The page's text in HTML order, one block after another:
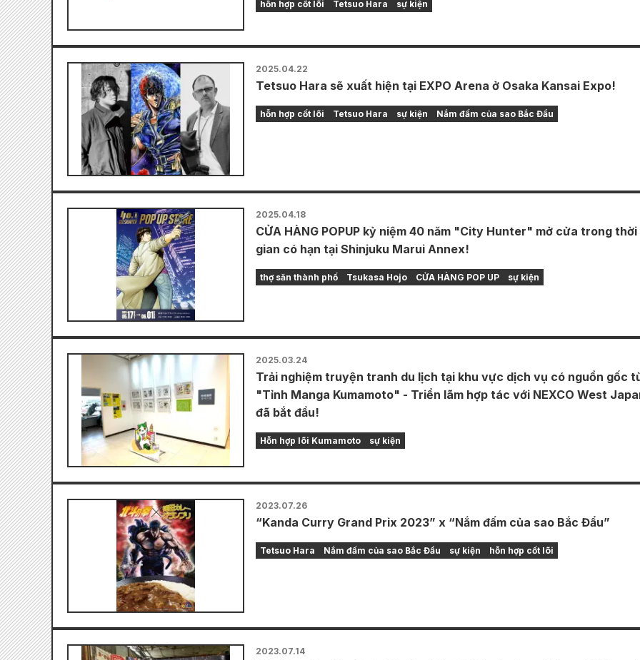
hỗn hợp cốt lõi Tetsuo Hara sự kiện
2025.04.22
Tetsuo Hara sẽ xuất hiện tại EXPO Arena ở Osaka Kansai Expo!
hỗn hợp cốt lõi Tetsuo Hara sự kiện Nắm đấm của sao Bắc Đẩu
2025.04.18
CỬA HÀNG POPUP kỷ niệm 40 năm "City Hunter" mở cửa trong thời
gian có hạn tại Shinjuku Marui Annex!
thợ săn thành phố Tsukasa Hojo CỬA HÀNG POP UP sự kiện
2025.03.24
Trải nghiệm truyện tranh du lịch tại khu vực dịch vụ có nguồn gốc
"Tỉnh Manga Kumamoto" - Triển lãm hợp tác với NEXCO West
đã bắt đầu!
Hỗn hợp lõi Kumamoto sự kiện
2023.07.26
“Kanda Curry Grand Prix 2023” x “Nắm đấm của sao Bắc Đẩu”
Tetsuo Hara Nắm đấm của sao Bắc Đẩu sự kiện hỗn hợp cốt lõi
2023.07.14